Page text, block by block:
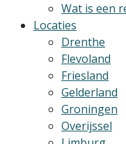
Wat is een
Locaties
Drenthe
Flevoland
Friesland
Gelderland
Groningen
Overijssel